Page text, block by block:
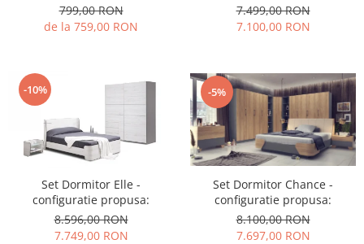
799,00 RON
de la 759,00 RON
7.499,00 RON
7.100,00 RON
-10%
Set Dormitor Elle -
configuratie propusa:
8.596,00 RON
7.749,00 RON
-5%
Set Dormitor Chance -
configuratie propusa:
8.100,00 RON
7.697,00 RON